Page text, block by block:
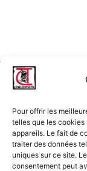
Pour offrir les
telles que les
appareils. Le fait de
traiter des données
uniques sur ce site.
consentement peut